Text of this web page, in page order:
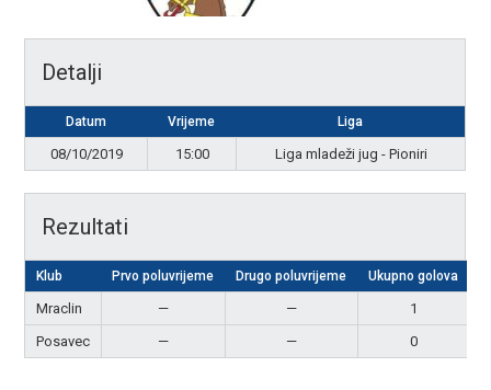
Detalji
Datum Vrijeme Liga
08/10/2019 15:00 Liga mladeži jug - Pioniri
Rezultati
Klub Prvo poluvrijeme Drugo poluvrijeme Ukupno golova
Mraclin — — 1
Posavec
— — 0